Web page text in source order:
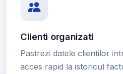
Clienti organizati
Pastrezi datele clientilor
acces rapid la istoricul